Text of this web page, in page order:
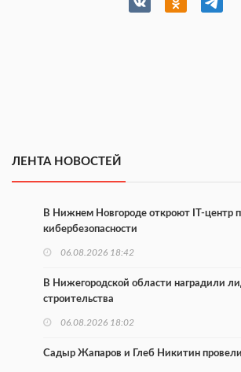
ЛЕНТА НОВОСТЕЙ
В Нижнем Новгороде откроют IT-центр
кибербезопасности
06.08.2026 18:42
В Нижегородской области наградили
строительства
06.08.2026 18:02
Садыр Жапаров и Глеб Никитин провели